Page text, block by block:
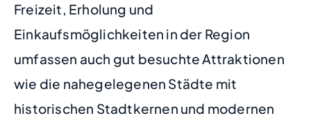
Freizeit, Erholung und
Einkaufsmöglichkeiten in der Region
umfassen auch gut besuchte Attraktionen
wie die nahegelegenen Städte mit
historischen Stadtkernen und modernen